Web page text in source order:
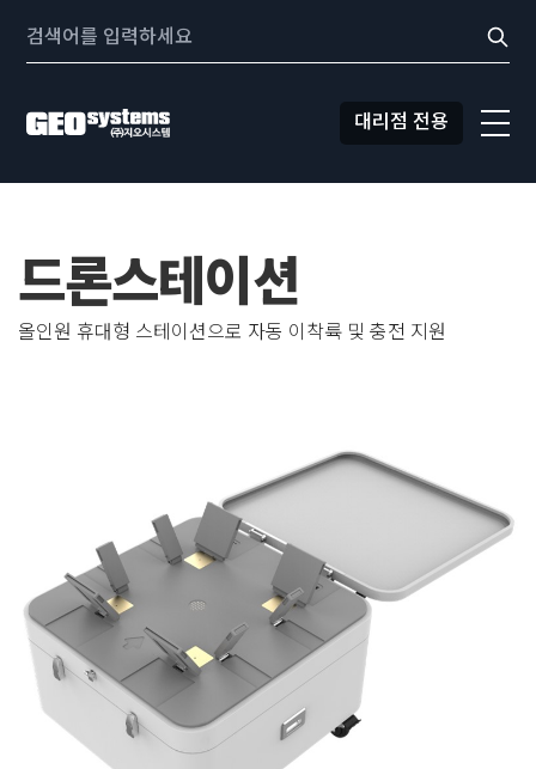
바로가기
Search:
대리점 전용
드론스테이션
올인원 휴대형 스테이션으로 자동 이착륙 및 충전 지원